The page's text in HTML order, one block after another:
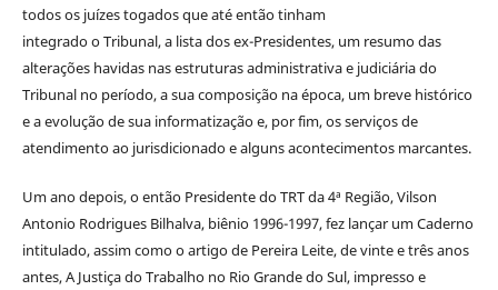
todos os juízes togados que até então tinham
integrado o Tribunal, a lista dos ex-Presidentes, um resumo das
alterações havidas nas estruturas administrativa e judiciária do
Tribunal no período, a sua composição na época, um breve histórico
e a evolução de sua informatização e, por fim, os serviços de
atendimento ao jurisdicionado e alguns acontecimentos marcantes.
Um ano depois, o então Presidente do TRT da 4ª Região, Vilson
Antonio Rodrigues Bilhalva, biênio 1996-1997, fez lançar um Caderno
intitulado, assim como o artigo de Pereira Leite, de vinte e três anos
antes, A Justiça do Trabalho no Rio Grande do Sul, impresso e